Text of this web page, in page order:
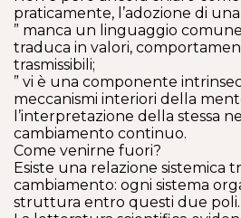
praticamente, l’adozione di
” manca un linguaggio
traduca in valori,
trasmissibili;
” vi è una componente
meccanismi interiori della
l’interpretazione della stessa
cambiamento continuo.
Come venirne fuori?
Esiste una relazione sistemica
cambiamento: ogni sistema
struttura entro questi due poli.